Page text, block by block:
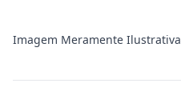
Imagem Meramente Ilustrativa